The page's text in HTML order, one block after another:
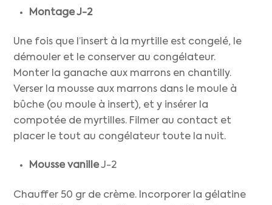
Montage J-2
Une fois que l’insert à la myrtille est congelé, le
démouler et le conserver au congélateur.
Monter la ganache aux marrons en chantilly.
Verser la mousse aux marrons dans le moule à
bûche (ou moule à insert), et y insérer la
compotée de myrtilles. Filmer au contact et
placer le tout au congélateur toute la nuit.
Mousse vanilleJ-2
Chauffer 50 gr de crème. Incorporer la gélatine